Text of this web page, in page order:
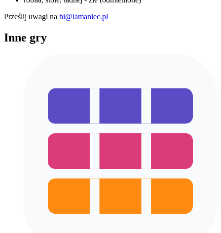
Prześlij uwagi na hi@lamaniec.pl
Inne gry